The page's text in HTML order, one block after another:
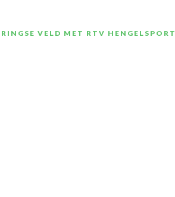
VELD MET RTV HENGELSPORT